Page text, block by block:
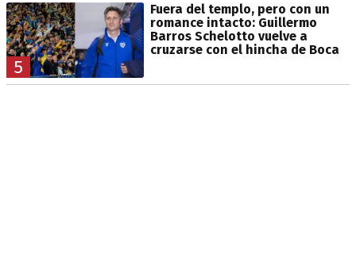
5
Fuera del templo, pero con un
romance intacto: Guillermo
Barros Schelotto vuelve a
cruzarse con el hincha de Boca